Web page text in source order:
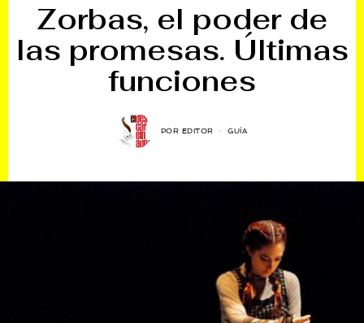
Zorbas, el poder de
las promesas. Últimas
funciones
POR EDITOR GUÍA